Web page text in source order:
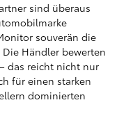
sind überaus
souverän die
Die Händler bewerten
das reicht nicht nur
für einen starken
dominierten